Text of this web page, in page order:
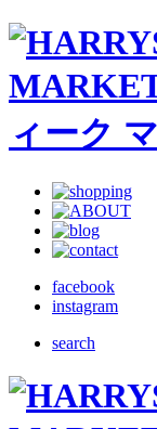
facebook
instagram
search